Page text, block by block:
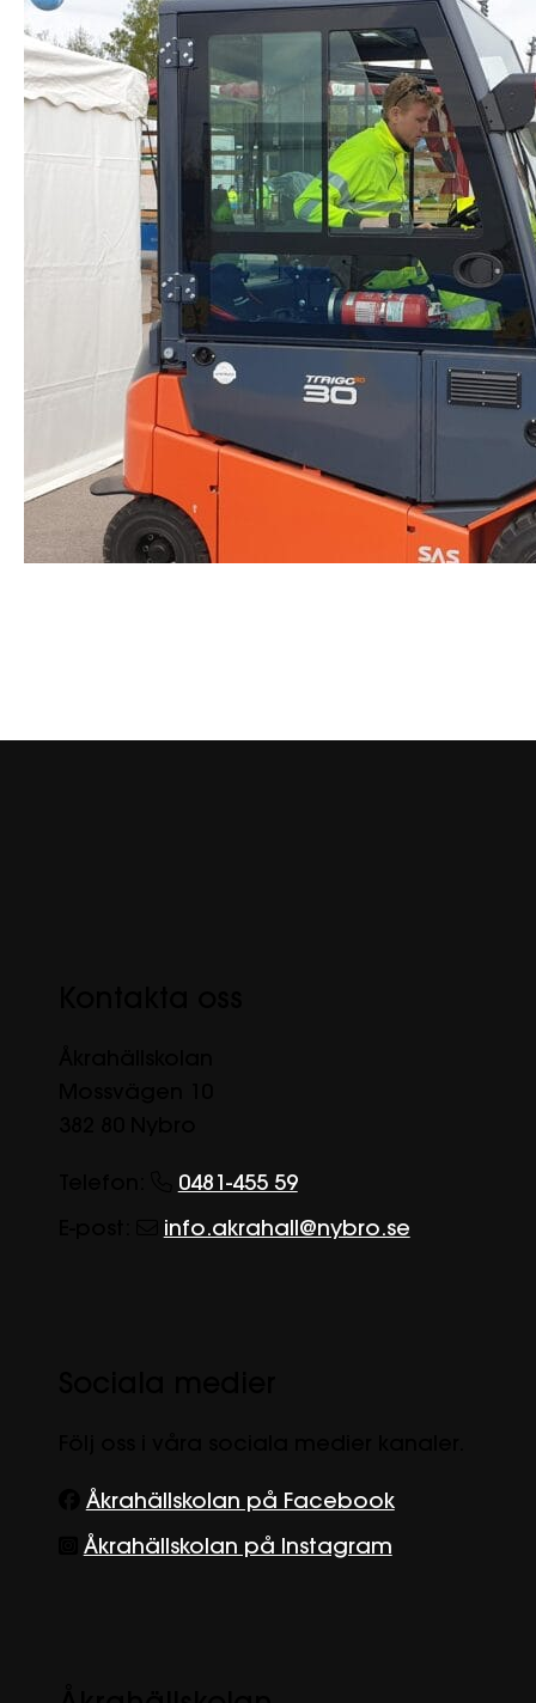
0481-455 59
info.akrahall@nybro.se
Åkrahällskolan på Facebook
Åkrahällskolan på Instagram